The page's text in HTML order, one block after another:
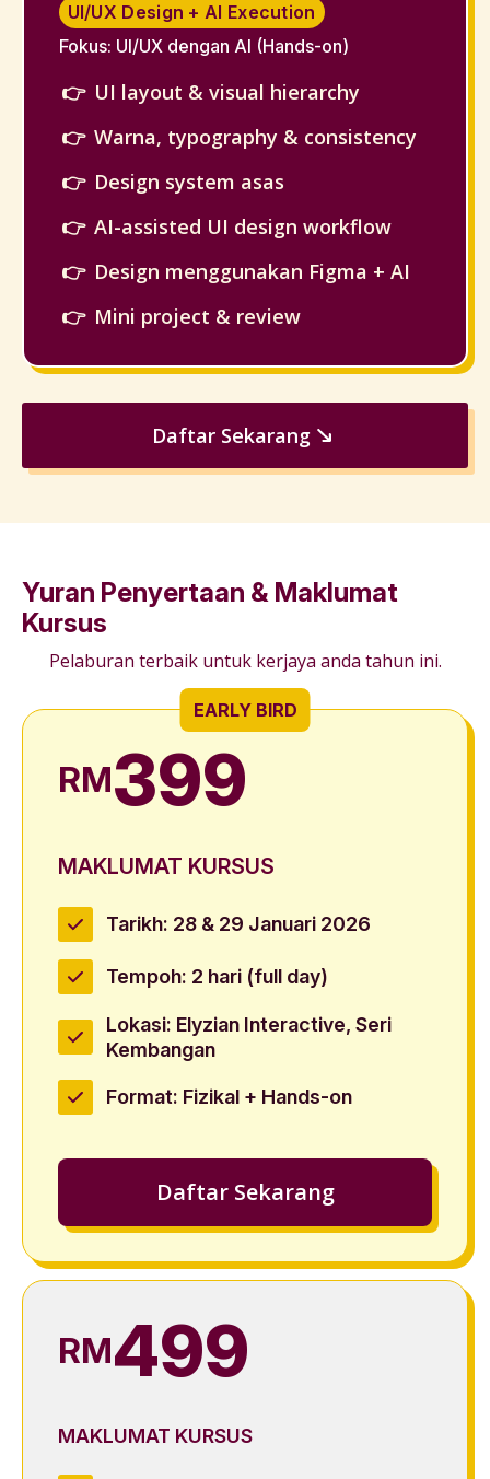
UI/UX Design + AI Execution
Fokus: UI/UX dengan AI (Hands-on)
UI layout & visual hierarchy
Warna, typography & consistency
Design system asas
AI-assisted UI design workflow
Design menggunakan Figma + AI
Mini project & review
Daftar Sekarang
Yuran Penyertaan & Maklumat
Kursus
Pelaburan terbaik untuk kerjaya anda tahun ini.
EARLY BIRD
RM399
MAKLUMAT KURSUS
Tarikh: 28 & 29 Januari 2026
Tempoh: 2 hari (full day)
Lokasi: Elyzian Interactive, Seri
Kembangan
Format: Fizikal + Hands-on
Daftar Sekarang
RM499
MAKLUMAT KURSUS